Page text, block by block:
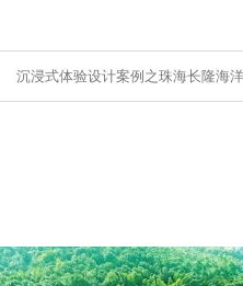
沉浸式体验设计案例之珠海长隆海